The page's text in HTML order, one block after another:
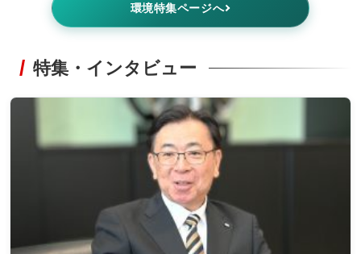
環境特集ページへ
特集・インタビュー